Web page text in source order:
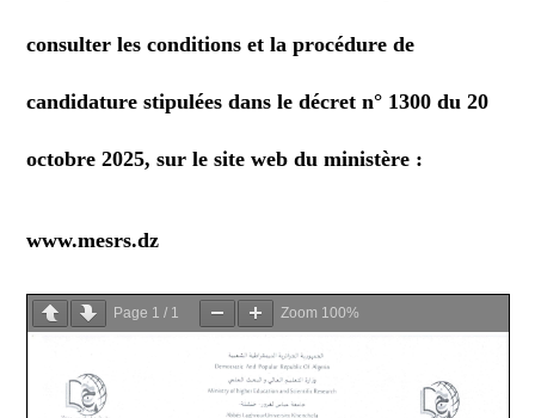
consulter les conditions et la procédure de
candidature stipulées dans le décret n° 1300 du 20
octobre 2025, sur le site web du ministère :
www.mesrs.dz
Page 1 / 1 Zoom 100%